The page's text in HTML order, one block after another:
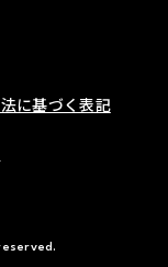
に基づく表記